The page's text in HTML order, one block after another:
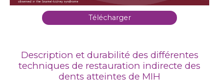
Télécharger
Description et durabilité des différentes
techniques de restauration indirecte des
dents atteintes de MIH